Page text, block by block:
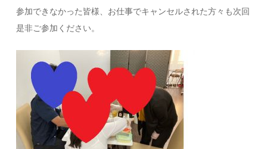
参加できなかった皆様、お仕事でキャンセルされた方々も次回
是非ご参加ください。